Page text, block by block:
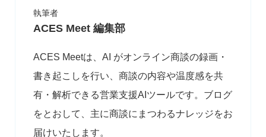
執筆者
ACES Meet 編集部
ACES Meetは、AI がオンライン商談の録画・
書き起こしを行い、商談の内容や温度感を共
有・解析できる営業支援AIツールです。ブログ
をとおして、主に商談にまつわるナレッジをお
届けいたします。